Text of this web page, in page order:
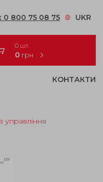
0 800 75 08 75 UKR
0 шт.
0 грн
КОНТАКТИ
управління